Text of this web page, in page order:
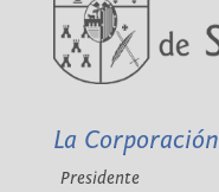
La Corporación
Presidente